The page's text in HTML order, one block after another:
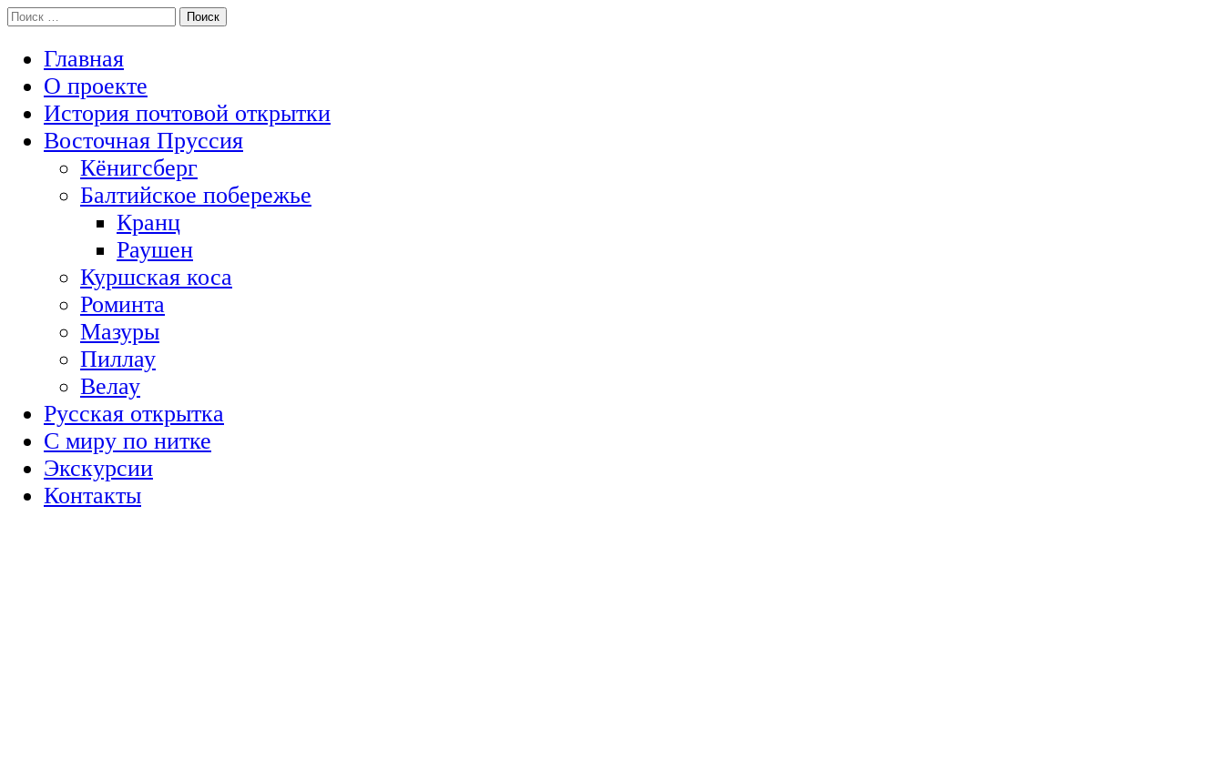
Перейти
к
История Восточной Пруссии в почтовых открытках и не только
Поиск:
Главная
О проекте
История почтовой открытки
Восточная Пруссия
Кёнигсберг
Балтийское побережье
Кранц
Раушен
Куршская коса
Роминта
Мазуры
Пиллау
Велау
Русская открытка
С миру по нитке
Экскурсии
Контакты